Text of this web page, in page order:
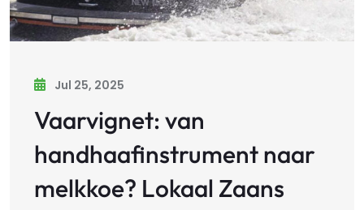
Jul 25, 2025
Vaarvignet: van
handhaafinstrument naar
melkkoe? Lokaal Zaans